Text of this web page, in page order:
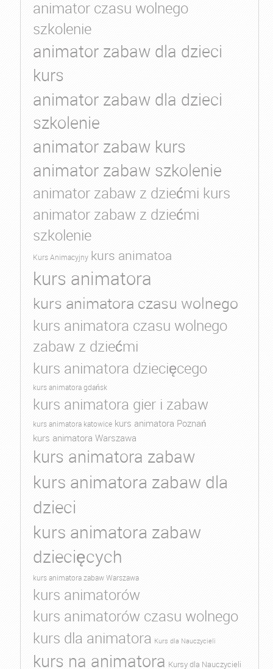
animator czasu wolnego
szkolenie
animator zabaw dla dzieci
kurs
animator zabaw dla dzieci
szkolenie
animator zabaw kurs
animator zabaw szkolenie
animator zabaw z dziećmi kurs
animator zabaw z dziećmi
szkolenie
Kurs Animacyjny kurs animatoa
kurs animatora
kurs animatora czasu wolnego
kurs animatora czasu wolnego
zabaw z dziećmi
kurs animatora dziecięcego
kurs animatora gdańsk
kurs animatora gier i zabaw
kurs animatora katowice kurs animatora Poznań
kurs animatora Warszawa
kurs animatora zabaw
kurs animatora zabaw dla
dzieci
kurs animatora zabaw
dziecięcych
kurs animatora zabaw Warszawa
kurs animatorów
kurs animatorów czasu wolnego
kurs dla animatora Kurs dla Nauczycieli
kurs na animatora Kursy dla Nauczycieli